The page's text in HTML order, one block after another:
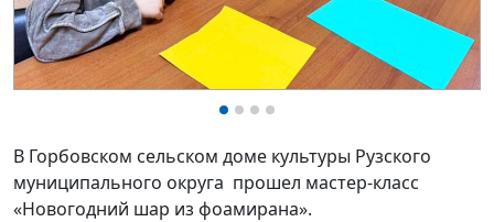
В Горбовском сельском доме культуры Рузского
муниципального округа прошел мастер-класс
«Новогодний шар из фоамирана».